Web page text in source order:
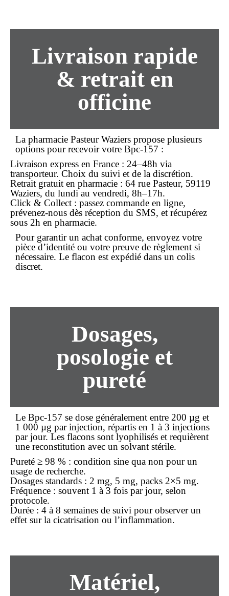
Livraison rapide
& retrait en
officine
La pharmacie Pasteur Waziers propose plusieurs
options pour recevoir votre Bpc-157 :
Livraison express en France : 24–48h via
transporteur. Choix du suivi et de la discrétion.
Retrait gratuit en pharmacie : 64 rue Pasteur, 59119
Waziers, du lundi au vendredi, 8h–17h.
Click & Collect : passez commande en ligne,
prévenez-nous dès réception du SMS, et récupérez
sous 2h en pharmacie.
Pour garantir un achat conforme, envoyez votre
pièce d’identité ou votre preuve de règlement si
nécessaire. Le flacon est expédié dans un colis
discret.
Dosages,
posologie et
pureté
Le Bpc-157 se dose généralement entre 200 µg et
1 000 µg par injection, répartis en 1 à 3 injections
par jour. Les flacons sont lyophilisés et requièrent
une reconstitution avec un solvant stérile.
Pureté ≥ 98 % : condition sine qua non pour un
usage de recherche.
Dosages standards : 2 mg, 5 mg, packs 2×5 mg.
Fréquence : souvent 1 à 3 fois par jour, selon
protocole.
Durée : 4 à 8 semaines de suivi pour observer un
effet sur la cicatrisation ou l’inflammation.
Matériel,